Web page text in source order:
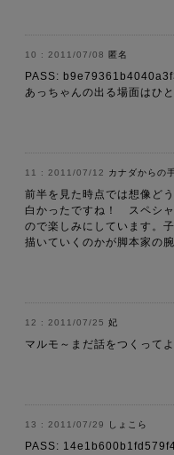
2011/07/08 匿名
PASS:
あっちゃんの出る場面はひ
2011/07/12 カナダからの
前半を見た時点では想像ど
白かったですね！ スペシ
ので楽しみにしています。
描いていくのかが脚本家の
2011/07/25 妃
マルモ～まだ話をつくって
2011/07/29 しょこら
PASS: